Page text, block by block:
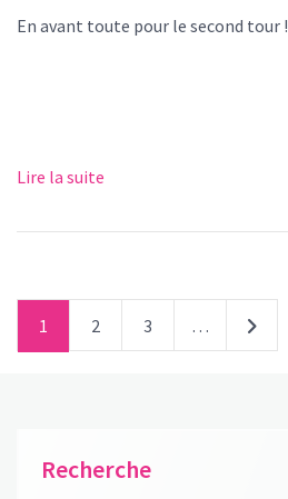
En avant toute pour le second tour !
Lire la suite
1 2 3 …
Recherche